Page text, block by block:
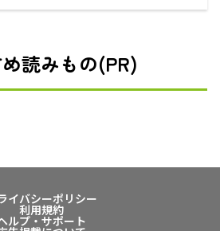
読みもの(PR)
イバシーポリシー
利用規約
ルプ・サポート